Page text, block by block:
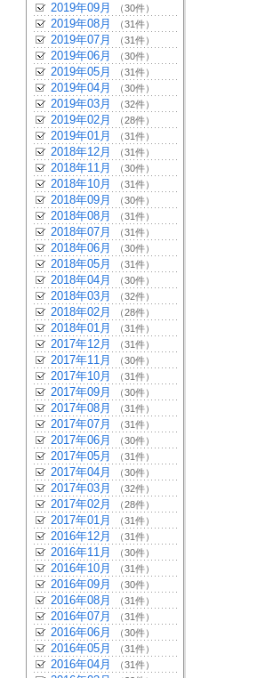
2019年09月 （30件）
2019年08月 （31件）
2019年07月 （31件）
2019年06月 （30件）
2019年05月 （31件）
2019年04月 （30件）
2019年03月 （32件）
2019年02月 （28件）
2019年01月 （31件）
2018年12月 （31件）
2018年11月 （30件）
2018年10月 （31件）
2018年09月 （30件）
2018年08月 （31件）
2018年07月 （31件）
2018年06月 （30件）
2018年05月 （31件）
2018年04月 （30件）
2018年03月 （32件）
2018年02月 （28件）
2018年01月 （31件）
2017年12月 （31件）
2017年11月 （30件）
2017年10月 （31件）
2017年09月 （30件）
2017年08月 （31件）
2017年07月 （31件）
2017年06月 （30件）
2017年05月 （31件）
2017年04月 （30件）
2017年03月 （32件）
2017年02月 （28件）
2017年01月 （31件）
2016年12月 （31件）
2016年11月 （30件）
2016年10月 （31件）
2016年09月 （30件）
2016年08月 （31件）
2016年07月 （31件）
2016年06月 （30件）
2016年05月 （31件）
2016年04月 （31件）